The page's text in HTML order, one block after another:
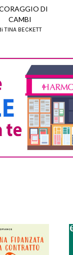
DI
CAMBI
TINA BECKETT